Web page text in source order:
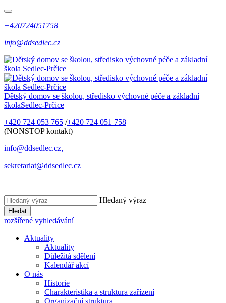
+420724051758
info@ddsedlec.cz
Dětský domov se školou, středisko výchovné péče a základní
školaSedlec-Prčice
+420 724 053 765 /+420 724 051 758
(NONSTOP kontakt)
info@ddsedlec.cz,
sekretariat@ddsedlec.cz
Hledaný výraz
Hledat
rozšířené vyhledávání
Aktuality
Aktuality
Důležitá sdělení
Kalendář akcí
O nás
Historie
Charakteristika a struktura zařízení
Organizační struktura